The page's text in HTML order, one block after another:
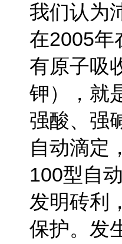
我们认为
在2005年
有原子吸
钾），就
强酸、强
自动滴定
100型自
发明砖利
保护。发